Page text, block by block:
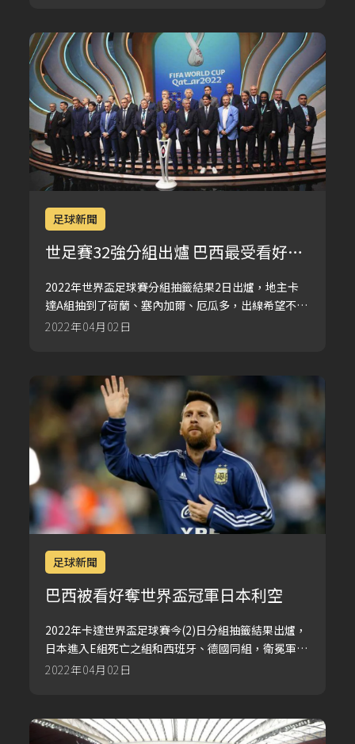
足球新聞
世足賽32強分組出爐 巴西最受看好、
日本籤運差
2022年世界盃足球賽分組抽籤結果2日出爐，地主卡
達A組抽到了荷蘭、塞內加爾、厄瓜多，出線希望不
大。最受看好的是巴西、法國、英格蘭、西班牙，勇
2022年04月02日
足球新聞
巴西被看好奪世界盃冠軍日本利空
2022年卡達世界盃足球賽今(2)日分組抽籤結果出爐，
日本進入E組死亡之組和西班牙、德國同組，衛冕軍法
國有望以分組第1出線，奪冠賠率僅次最被看好的巴
2022年04月02日